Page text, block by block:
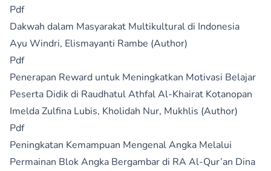
Pdf
Dakwah dalam Masyarakat Multikultural di Indonesia
Ayu Windri, Elismayanti Rambe (Author)
Pdf
Penerapan Reward untuk Meningkatkan Motivasi Belajar
Peserta Didik di Raudhatul Athfal Al-Khairat Kotanopan
Imelda Zulfina Lubis, Kholidah Nur, Mukhlis (Author)
Pdf
Peningkatan Kemampuan Mengenal Angka Melalui
Permainan Blok Angka Bergambar di RA Al-Qur’an Dina